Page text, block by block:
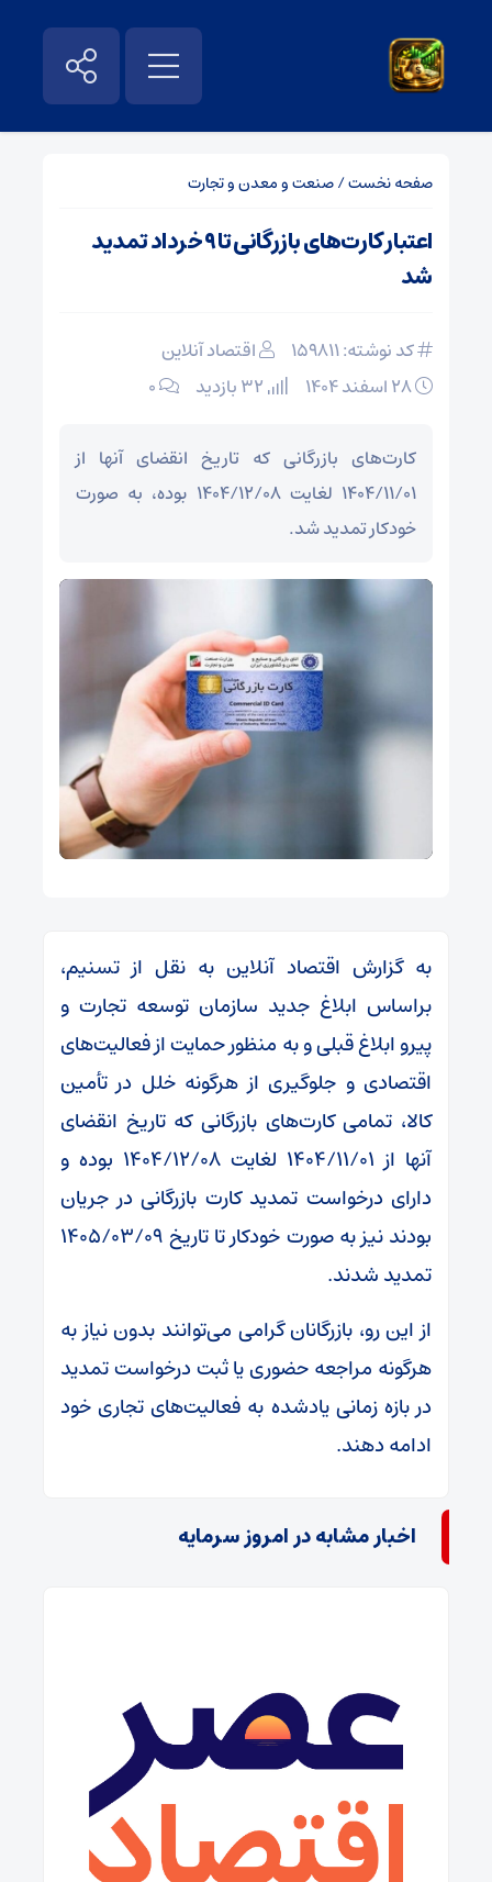
صفحه نخست/صنعت و معدن و تجارت
اعتبار کارت‌های بازرگانی تا ۹ خرداد تمدید
شد
کد نوشته: 159811
اقتصاد آنلاین
۰
کارت‌های بازرگانی که تاریخ انقضای آنها از
۱۴۰۴/۱۱/۰۱ لغایت ۱۴۰۴/۱۲/۰۸ بوده، به صورت
خودکار تمدید شد.
به گزارش اقتصاد آنلاین به نقل از تسنیم،
براساس ابلاغ جدید سازمان توسعه تجارت و
پیرو ابلاغ قبلی و به منظور حمایت از فعالیت‌های
اقتصادی و جلوگیری از هرگونه خلل در تأمین
کالا، تمامی کارت‌های بازرگانی که تاریخ انقضای
آنها از ۱۴۰۴/۱۱/۰۱ لغایت ۱۴۰۴/۱۲/۰۸ بوده و
دارای درخواست تمدید کارت بازرگانی در جریان
بودند نیز به صورت خودکار تا تاریخ ۱۴۰۵/۰۳/۰۹
تمدید شدند.
از این رو، بازرگانان گرامی می‌توانند بدون نیاز به
هرگونه مراجعه حضوری یا ثبت درخواست تمدید
در بازه زمانی یادشده به فعالیت‌های تجاری خود
ادامه دهند.
اخبار مشابه در امروز سرمایه